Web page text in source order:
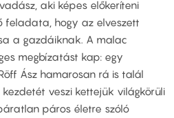
aki képes előkeríteni
feladata, hogy az elveszett
a gazdáiknak. A malac
megbízatást kap: egy
Ász hamarosan rá is talál
veszi kettejük világkörüli
páros életre szóló